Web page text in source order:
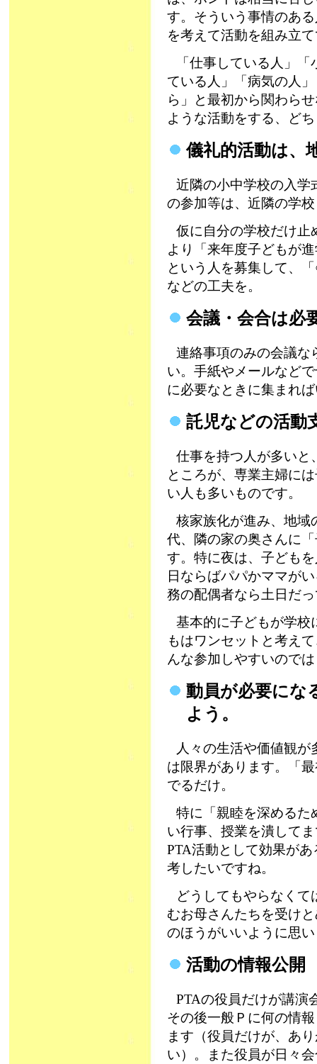
す。そういう事情のあ
を考えて活動を組み立
「仕事している人」
ている人」「病気の人
ら」と最初から関わら
ような活動をする、ど
儀礼的活動は、
近隣の小中学校の入学
の参加等は、近隣の学
仮に自分の学校だけ止
より「来年度子どもが
という人を募集して、
などの工夫を。
会議・会合は必
連絡事項のみの会議な
い。手紙やメールなど
に必要なときに集まれ
託児などの活動
仕事を持つ人が多いと
ところが、専業主婦に
い人も多いものです。
核家族化が進み、地域
代、隣の家の奥さんに
す。特に夜は、子ども
日ならばパパかママが
務の配偶者なら土日だ
基本的に子どもが学校
もはワンセットと考え
んな参加しやすいので
動員が必要にな
よう。
人々の生活や価値観
は限界があります。「
でるだけ。
特に「親睦を深めるた
い行事、授業を潰して
PTA活動として効果が
考したいですね。
どうしてもやらなく
むお母さんたちを受け
のほうがいいように思
活動の情報公開
PTAの役員だけが講演
その後一般Ｐに何の情
ます（役員だけが、あ
い）。また役員が日々